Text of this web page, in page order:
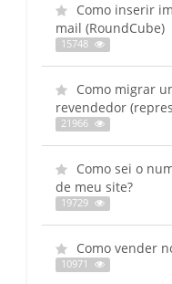
Como inserir
mail (RoundCube)
15748
Como migrar
revendedor
21966
Como sei o
de meu site?
19729
Como vender
10971